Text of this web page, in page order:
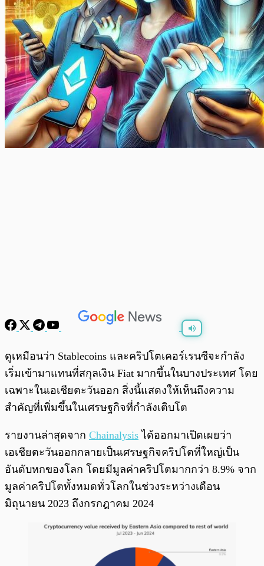
พร้อมเล่น 0:00 0:00
ดูเหมือนว่า Stablecoins และคริปโตเคอร์เรนซีจะกำลัง
เริ่มเข้ามาแทนที่สกุลเงิน Fiat มากขึ้นในบางประเทศ โดย
เฉพาะในเอเชียตะวันออก สิ่งนี้แสดงให้เห็นถึงความ
สำคัญที่เพิ่มขึ้นในเศรษฐกิจที่กำลังเติบโต
รายงานล่าสุดจาก Chainalysis ได้ออกมาเปิดเผยว่า
เอเชียตะวันออกกลายเป็นเศรษฐกิจคริปโตที่ใหญ่เป็น
อันดับหกของโลก โดยมีมูลค่าคริปโตมากกว่า 8.9% จาก
มูลค่าคริปโตทั้งหมดทั่วโลกในช่วงระหว่างเดือน
มิถุนายน 2023 ถึงกรกฎาคม 2024